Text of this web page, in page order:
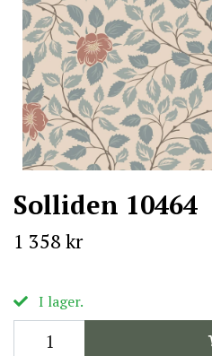
Solliden 10464
1 358 kr
I lager.